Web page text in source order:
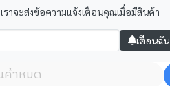
ราจะส่งข้อความแจ้งเตือนคุณเมื่อมีสินค้า
เตือนฉัน
ค้าหมด